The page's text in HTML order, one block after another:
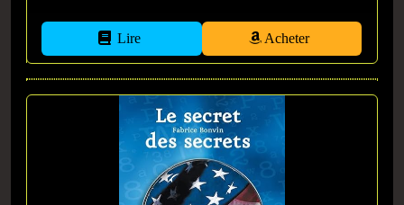
Lire Acheter